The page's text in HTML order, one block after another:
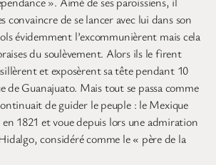
convaincre de se lancer avec lui dans son
évidemment l’excommunièrent mais cela
du soulèvement. Alors ils le firent
et exposèrent sa tête pendant 10
de Guanajuato. Mais tout se passa comme
de guider le peuple : le Mexique
1821 et voue depuis lors une admiration
considéré comme le « père de la